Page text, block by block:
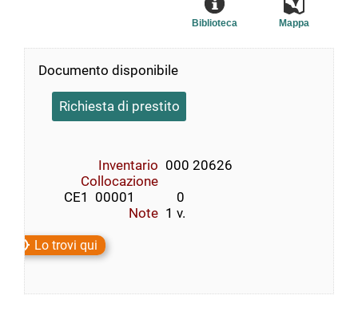
Mappa
Biblioteca
Documento disponibile
Richiesta di prestito
Inventario 000 20626
Collocazione
        CE1  00001             0
Note 1 v.
Lo trovi qui